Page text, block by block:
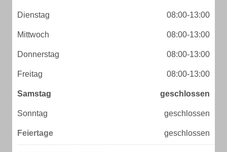
Dienstag 08:00-13:00
Mittwoch 08:00-13:00
Donnerstag 08:00-13:00
Freitag 08:00-13:00
Samstag geschlossen
Sonntag geschlossen
Feiertage geschlossen